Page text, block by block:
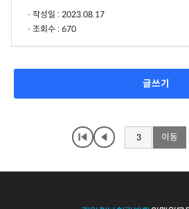
작성일 : 2023.08.17
조회수 : 670
글쓰기